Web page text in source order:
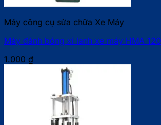
Máy công cụ sửa chữa Xe Máy
Máy đánh bóng xi lanh xe máy HMA 120
1.000 ₫